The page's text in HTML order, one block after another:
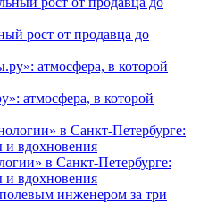
рост от продавца до
атмосфера, в которой
в Санкт-Петербурге:
и вдохновения